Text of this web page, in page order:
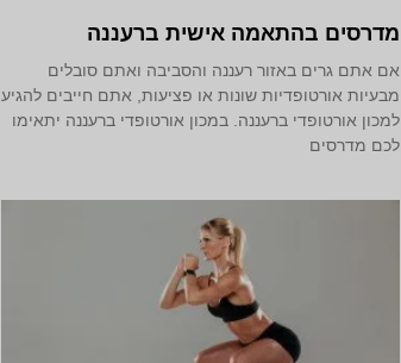
מדרסים בהתאמה אישית ברעננה
אם אתם גרים באזור רעננה והסביבה ואתם סובלים
מבעיות אורטופדיות שונות או פציעות, אתם חייבים להגיע
למכון אורטופדי ברעננה. במכון אורטופדי ברעננה יתאימו
לכם מדרסים